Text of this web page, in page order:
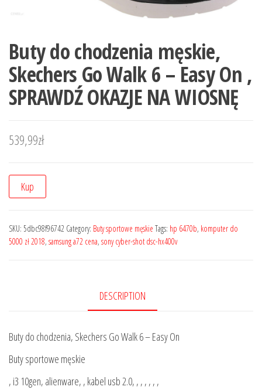
Buty do chodzenia męskie,
Skechers Go Walk 6 – Easy On ,
SPRAWDŹ OKAZJE NA WIOSNĘ
539,99zł
Kup
SKU: 5dbc98f96742 Category: Buty sportowe męskie Tags: hp 6470b, komputer do
5000 zł 2018, samsung a72 cena, sony cyber-shot dsc-hx400v
DESCRIPTION
Buty do chodzenia, Skechers Go Walk 6 – Easy On
Buty sportowe męskie
, i3 10gen, alienware, , kabel usb 2.0, , , , , , ,